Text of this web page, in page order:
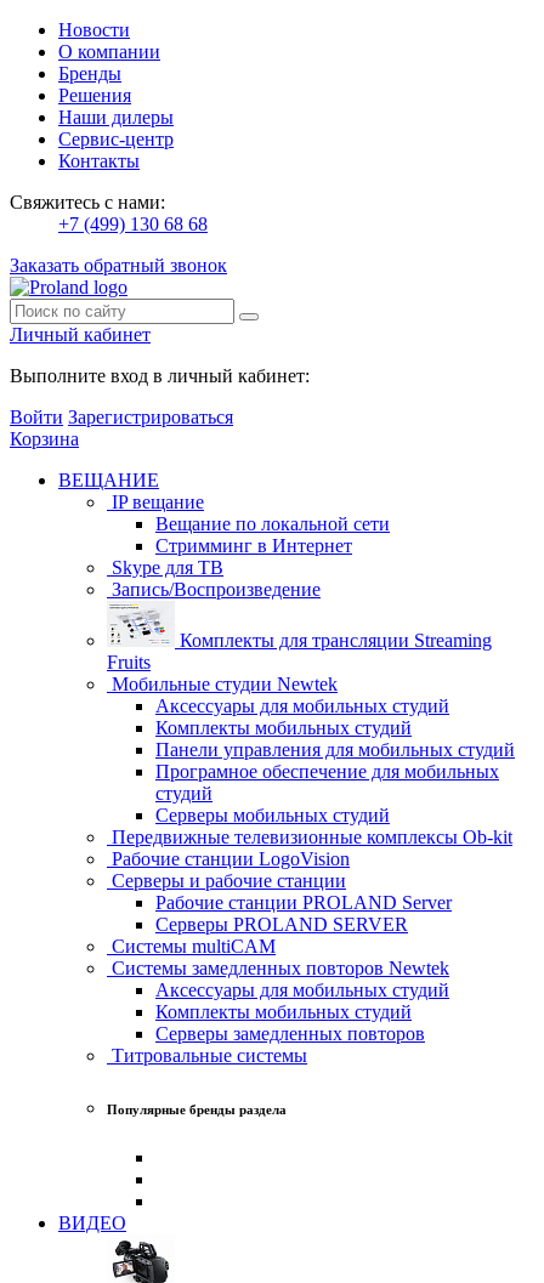
Новости
О компании
Бренды
Решения
Наши дилеры
Сервис-центр
Контакты
Свяжитесь с нами:
+7 (499) 130 68 68
Заказать обратный звонок
Личный кабинет
Выполните вход в личный кабинет:
Войти Зарегистрироваться
Корзина
ВЕЩАНИЕ
IP вещание
Вещание по локальной сети
Стримминг в Интернет
Skype для ТВ
Запись/Воспроизведение
Комплекты для трансляции Streaming
Fruits
Мобильные студии Newtek
Аксессуары для мобильных студий
Комплекты мобильных студий
Панели управления для мобильных студий
Програмное обеспечение для мобильных
студий
Серверы мобильных студий
Передвижные телевизионные комплексы Ob-kit
Рабочие станции LogoVision
Серверы и рабочие станции
Рабочие станции PROLAND Server
Серверы PROLAND SERVER
Системы multiCAM
Системы замедленных повторов Newtek
Аксессуары для мобильных студий
Комплекты мобильных студий
Серверы замедленных повторов
Титровальные системы
Популярные бренды раздела
ВИДЕО